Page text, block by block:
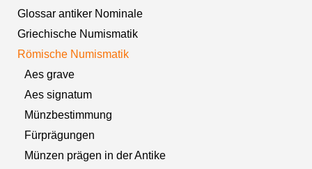
Glossar antiker Nominale
Griechische Numismatik
Römische Numismatik
Aes grave
Aes signatum
Münzbestimmung
Fürprägungen
Münzen prägen in der Antike